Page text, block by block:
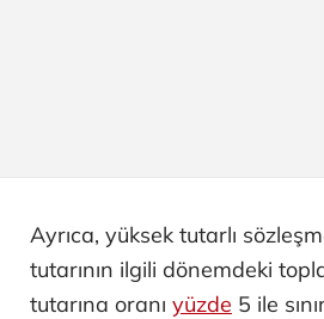
Ayrıca, yüksek tutarlı
tutarının ilgili dönemdeki
tutarına oranı yüzde 5 ile